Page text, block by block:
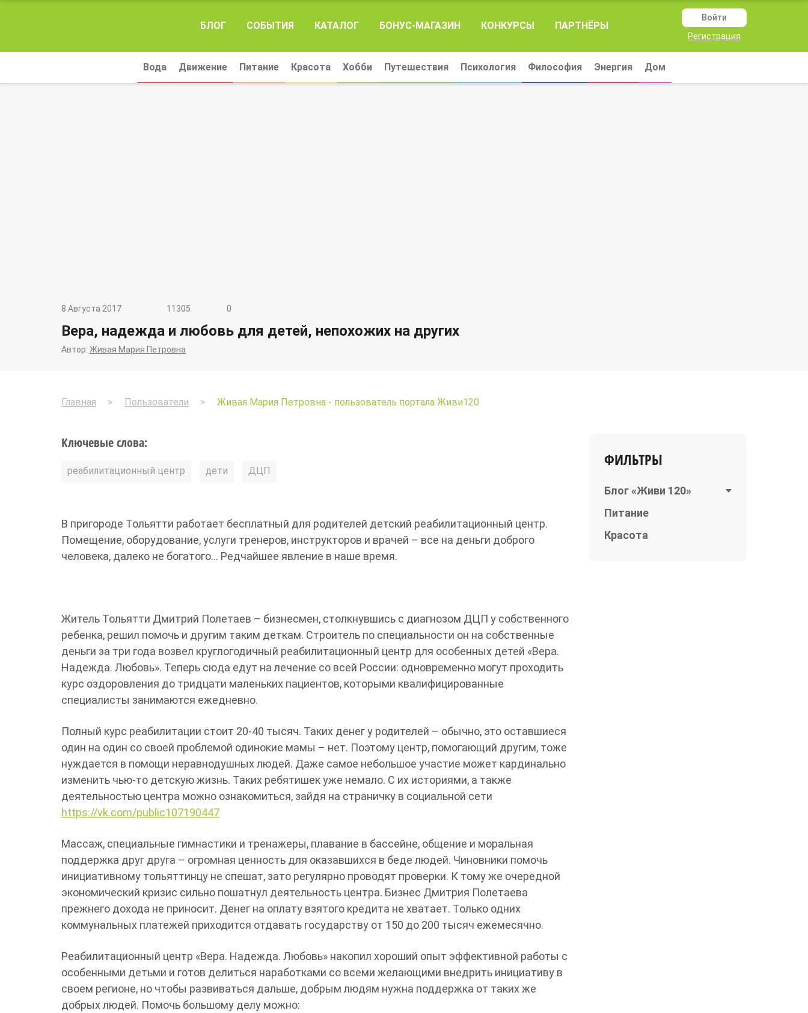
БЛОГ СОБЫТИЯ КАТАЛОГ БОНУС-МАГАЗИН КОНКУРСЫ ПАРТНЁРЫ
Войти
Регистрация
Вода Движение Питание Красота Хобби Путешествия Психология Философия Энергия Дом
8 Августа 2017 11305 0
Вера, надежда и любовь для детей, непохожих на других
Автор: Живая Мария Петровна
Главная Пользователи Живая Мария Петровна - пользователь портала Живи120
Ключевые слова:
реабилитационный центр дети ДЦП
В пригороде Тольятти работает бесплатный для родителей детский реабилитационный центр.
Помещение, оборудование, услуги тренеров, инструкторов и врачей – все на деньги доброго
человека, далеко не богатого… Редчайшее явление в наше время.
Житель Тольятти Дмитрий Полетаев – бизнесмен, столкнувшись с диагнозом ДЦП у собственного
ребенка, решил помочь и другим таким деткам. Строитель по специальности он на собственные
деньги за три года возвел круглогодичный реабилитационный центр для особенных детей «Вера.
Надежда. Любовь». Теперь сюда едут на лечение со всей России: одновременно могут проходить
курс оздоровления до тридцати маленьких пациентов, которыми квалифицированные
специалисты занимаются ежедневно.
Полный курс реабилитации стоит 20-40 тысяч. Таких денег у родителей – обычно, это оставшиеся
один на один со своей проблемой одинокие мамы – нет. Поэтому центр, помогающий другим, тоже
нуждается в помощи неравнодушных людей. Даже самое небольшое участие может кардинально
изменить чью-то детскую жизнь. Таких ребятишек уже немало. С их историями, а также
деятельностью центра можно ознакомиться, зайдя на страничку в социальной сети
https://vk.com/public107190447
Массаж, специальные гимнастики и тренажеры, плавание в бассейне, общение и моральная
поддержка друг друга – огромная ценность для оказавшихся в беде людей. Чиновники помочь
инициативному тольяттинцу не спешат, зато регулярно проводят проверки. К тому же очередной
экономический кризис сильно пошатнул деятельность центра. Бизнес Дмитрия Полетаева
прежнего дохода не приносит. Денег на оплату взятого кредита не хватает. Только одних
коммунальных платежей приходится отдавать государству от 150 до 200 тысяч ежемесячно.
Реабилитационный центр «Вера. Надежда. Любовь» накопил хороший опыт эффективной работы с
особенными детьми и готов делиться наработками со всеми желающими внедрить инициативу в
своем регионе, но чтобы развиваться дальше, добрым людям нужна поддержка от таких же
добрых людей. Помочь большому делу можно:
ФИЛЬТРЫ
Блог «Живи 120»
Питание
Красота